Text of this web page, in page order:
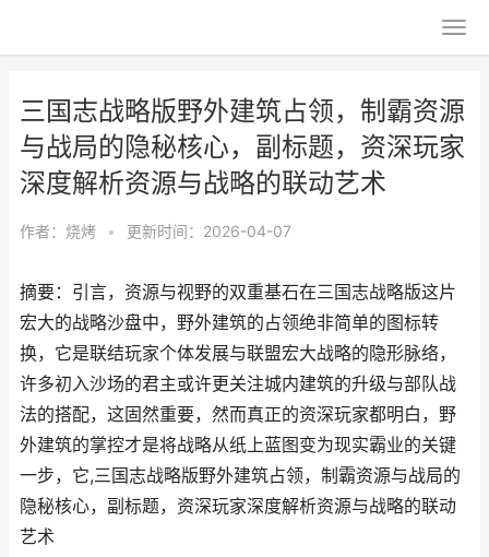
三国志战略版野外建筑占领，制霸资源
与战局的隐秘核心，副标题，资深玩家
深度解析资源与战略的联动艺术
作者： 烧烤 • 更新时间：2026-04-07
摘要：引言，资源与视野的双重基石在三国志战略版这片
宏大的战略沙盘中，野外建筑的占领绝非简单的图标转
换，它是联结玩家个体发展与联盟宏大战略的隐形脉络，
许多初入沙场的君主或许更关注城内建筑的升级与部队战
法的搭配，这固然重要，然而真正的资深玩家都明白，野
外建筑的掌控才是将战略从纸上蓝图变为现实霸业的关键
一步，它,三国志战略版野外建筑占领，制霸资源与战局的
隐秘核心，副标题，资深玩家深度解析资源与战略的联动
艺术